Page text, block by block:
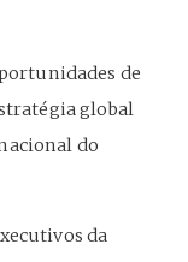
de
global
do
da